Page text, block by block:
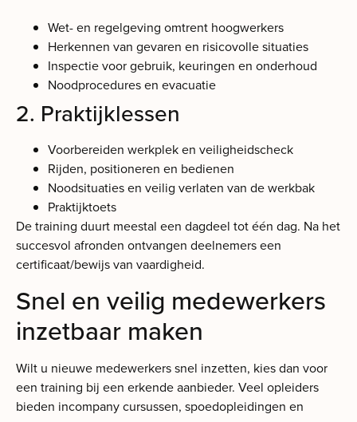
Wet- en regelgeving omtrent hoogwerkers
Herkennen van gevaren en risicovolle situaties
Inspectie voor gebruik, keuringen en onderhoud
Noodprocedures en evacuatie
2. Praktijklessen
Voorbereiden werkplek en veiligheidscheck
Rijden, positioneren en bedienen
Noodsituaties en veilig verlaten van de werkbak
Praktijktoets
De training duurt meestal een dagdeel tot één dag. Na het
succesvol afronden ontvangen deelnemers een
certificaat/bewijs van vaardigheid.
Snel en veilig medewerkers
inzetbaar maken
Wilt u nieuwe medewerkers snel inzetten, kies dan voor
een training bij een erkende aanbieder. Veel opleiders
bieden incompany cursussen, spoedopleidingen en